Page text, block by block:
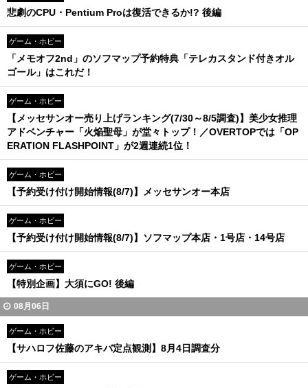
悲劇のCPU・Pentium Proは復活できるか!? 後編
ゲーム・ホビー
「メモオフ2nd」のソフマップ予約特典「テレカスタンド付きオル
ゴール」はこれだ！
ゲーム・ホビー
【メッセサンオー売り上げランキング(7/30～8/5調査)】美少女推理
アドベンチャー「火焔聖母」が堂々トップ！／OVERTOPでは「OP
ERATION FLASHPOINT」が2週連続1位！
ゲーム・ホビー
【予約受け付け開始情報(8/7)】メッセサンオー本店
ゲーム・ホビー
【予約受け付け開始情報(8/7)】ソフマップ本店・1号店・14号店
ゲーム・ホビー
【特別企画】大須にGO! 後編
08月06日
ゲーム・ホビー
【サハロフ佐藤のアキバ定点観測】8月4日調査分
ゲーム・ホビー